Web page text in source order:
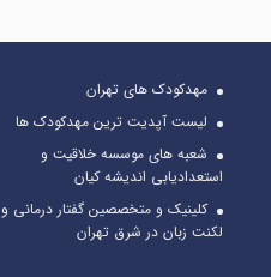
مهدکودک های تهران
لیست آپدیت ترین مهدکودک ها
شعبه های موسسه خلاقیت و
استعدادیابی اندیشه کیان
کلینیک و متخصصین گفتار درمانی و
لکنت زبان در شرق تهران